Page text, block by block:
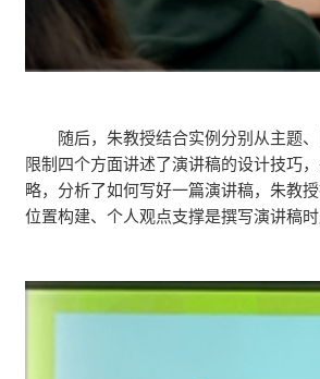
随后，朱教授结合实例分别从主题、
限制四个方面讲述了演讲稿的设计技巧
略，分析了如何写好一篇演讲稿，朱教授
位置构建、个人观点支撑是撰写演讲稿时